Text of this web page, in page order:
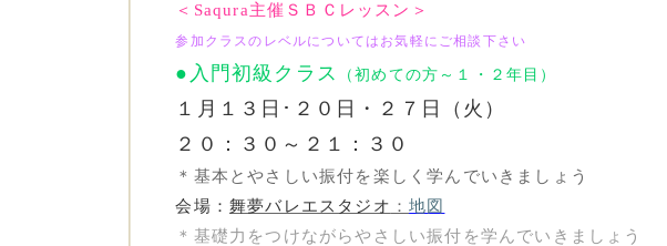
＜Saqura主催ＳＢＣレッスン＞
参加クラスのレベルについてはお気軽にご相談下さい
●入門初級クラス （初めての方～１・２年目）
１月１３ 日･２０日・２７日（火）
２０：３０～２１：３０
＊基本とやさしい振付を楽しく学んでいきましょう
会場：舞夢バレエスタジオ ：地図
＊基礎力をつけながらやさしい振付を学んでいきましょう